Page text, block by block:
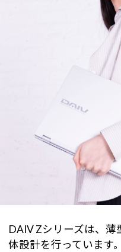
DAIV Zシリーズは、
体設計を行っています。